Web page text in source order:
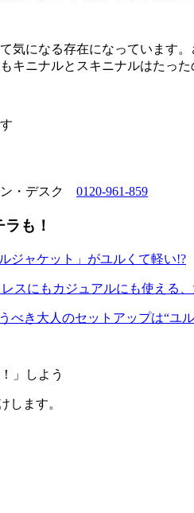
気になる存在になっています
キニナルとスキニナルはたった
ン・デスク 0120-961-859
も！
ジャケット」がユルくて軽い!?
スにもカジュアルにも使える
べき大人のセットアップは“ユ
」しよう
します。